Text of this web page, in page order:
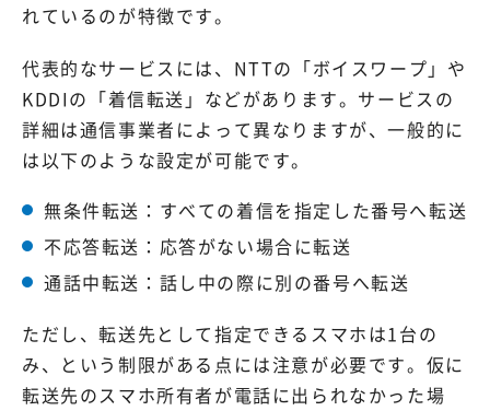
れているのが特徴です。
代表的なサービスには、NTTの「ボイスワープ」や
KDDIの「着信転送」などがあります。サービスの
詳細は通信事業者によって異なりますが、一般的に
は以下のような設定が可能です。
無条件転送：すべての着信を指定した番号へ転送
不応答転送：応答がない場合に転送
通話中転送：話し中の際に別の番号へ転送
ただし、転送先として指定できるスマホは1台の
み、という制限がある点には注意が必要です。仮に
転送先のスマホ所有者が電話に出られなかった場